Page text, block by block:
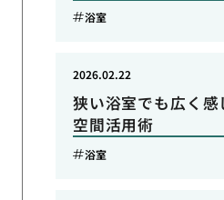
浴室
狭い浴室でも広く感
空間活用術
2026.02.22
浴室